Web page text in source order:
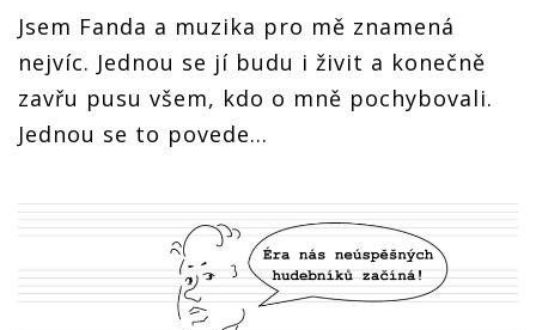
Jsem Fanda a muzika pro mě znamená
nejvíc. Jednou se jí budu i živit a konečně
zavřu pusu všem, kdo o mně pochybovali.
Jednou se to povede...